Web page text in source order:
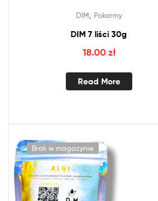
DIM Pokarmy
DIM 7 liści 30g
18.00 zł
Read More
Brak w magazynie